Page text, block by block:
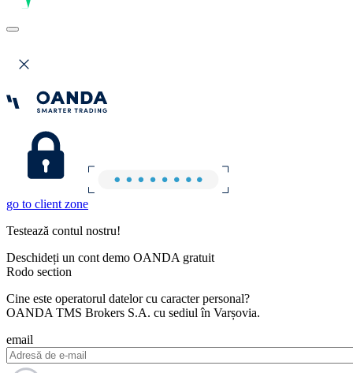
go to client zone
Testează contul nostru!
Deschideți un cont demo OANDA gratuit
Rodo section
Cine este operatorul datelor cu caracter personal?
OANDA TMS Brokers S.A. cu sediul în Varșovia.
email